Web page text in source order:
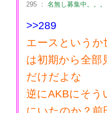
295 ： 名無し募集中。。。
>>289
エースというか
は初期から全部
だけだよな
逆にAKBにそう